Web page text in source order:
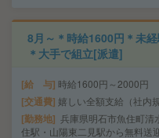
8月～＊時給1600円＊未
＊大手で組立[派遣]
給 与 時給1600円～2000円
交通費 嬉しい全額支給（社内
勤務地 兵庫県明石市魚住町清
住駅・山陽東二見駅から無料送